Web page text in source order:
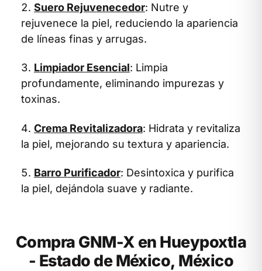
Suero Rejuvenecedor: Nutre y
rejuvenece la piel, reduciendo la apariencia
de líneas finas y arrugas.
Limpiador Esencial: Limpia
profundamente, eliminando impurezas y
toxinas.
Crema Revitalizadora: Hidrata y revitaliza
la piel, mejorando su textura y apariencia.
Barro Purificador: Desintoxica y purifica
la piel, dejándola suave y radiante.
Compra GNM-X en Hueypoxtla
- Estado de México, México